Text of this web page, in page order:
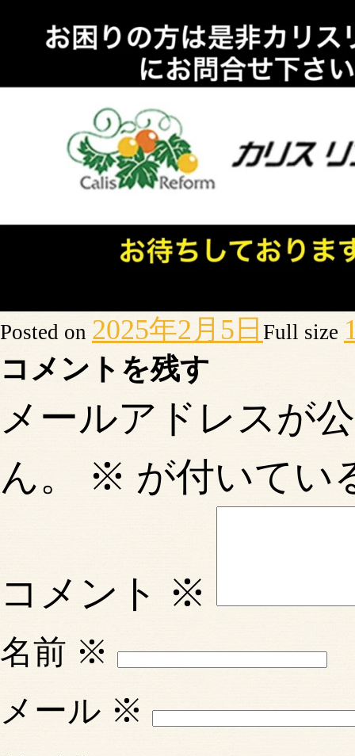
Posted on 2025年2月5日 Full size
コメントを残す
メールアドレスが
ん。
※ が付いてい
コメント ※
名前 ※
メール ※